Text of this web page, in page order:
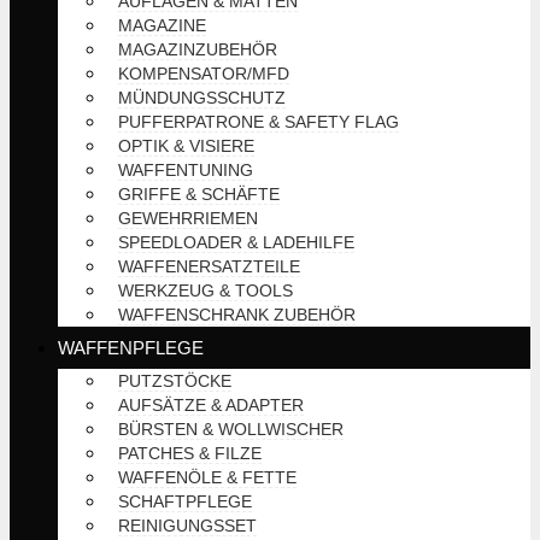
MAGAZINE
MAGAZINZUBEHÖR
KOMPENSATOR/MFD
MÜNDUNGSSCHUTZ
PUFFERPATRONE & SAFETY FLAG
OPTIK & VISIERE
WAFFENTUNING
GRIFFE & SCHÄFTE
GEWEHRRIEMEN
SPEEDLOADER & LADEHILFE
WAFFENERSATZTEILE
WERKZEUG & TOOLS
WAFFENSCHRANK ZUBEHÖR
WAFFENPFLEGE
PUTZSTÖCKE
AUFSÄTZE & ADAPTER
BÜRSTEN & WOLLWISCHER
PATCHES & FILZE
WAFFENÖLE & FETTE
SCHAFTPFLEGE
REINIGUNGSSET